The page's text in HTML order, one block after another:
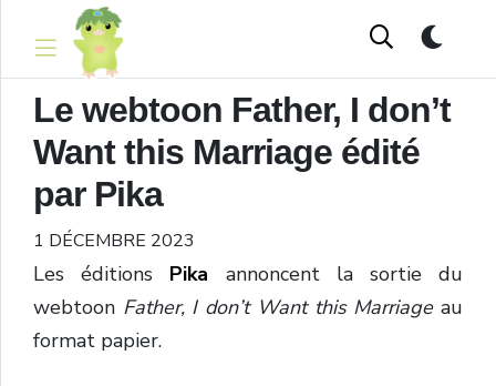
Le webtoon Father, I don’t
Want this Marriage édité
par Pika
1 DÉCEMBRE 2023
Les éditions Pika annoncent la sortie du
webtoon Father, I don’t Want this Marriageau
format papier.